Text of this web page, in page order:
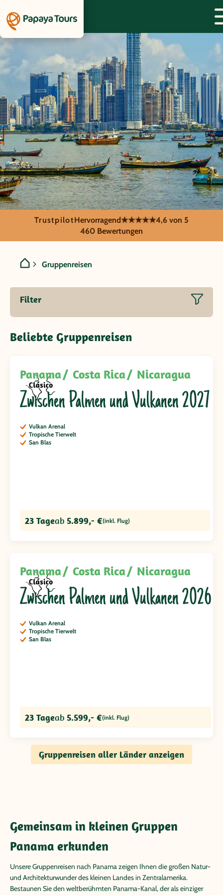
Panama
TrustpilotHervorragend★★★★★4,6 von 5
460 Bewertungen
Gruppenreisen
Filter
Beliebte Gruppenreisen
Panama Costa Rica Nicaragua
Zwischen Palmen und Vulkanen 2027
Vulkan Arenal
Tropische Tierwelt
San Blas
23 Tageab 5.899,- €(inkl. Flug)
Panama Costa Rica Nicaragua
Zwischen Palmen und Vulkanen 2026
Vulkan Arenal
Tropische Tierwelt
San Blas
23 Tageab 5.599,- €(inkl. Flug)
Gruppenreisen aller Länder anzeigen
Gemeinsam in kleinen Gruppen
Panama erkunden
Unsere Gruppenreisen nach Panama zeigen Ihnen die großen Natur-
und Architekturwunder des kleinen Landes in Zentralamerika.
Bestaunen Sie den weltberühmten Panama-Kanal, der als einziger